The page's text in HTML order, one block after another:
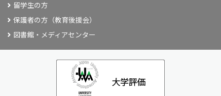
留学生の方
保護者の方（教育後援会）
図書館・メディアセンター